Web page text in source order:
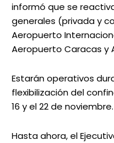
informó que se
generales (privada y
Aeropuerto
Aeropuerto Caracas y
Estarán operativos
flexibilización del
16 y el 22 de noviembre.
Hasta ahora, el